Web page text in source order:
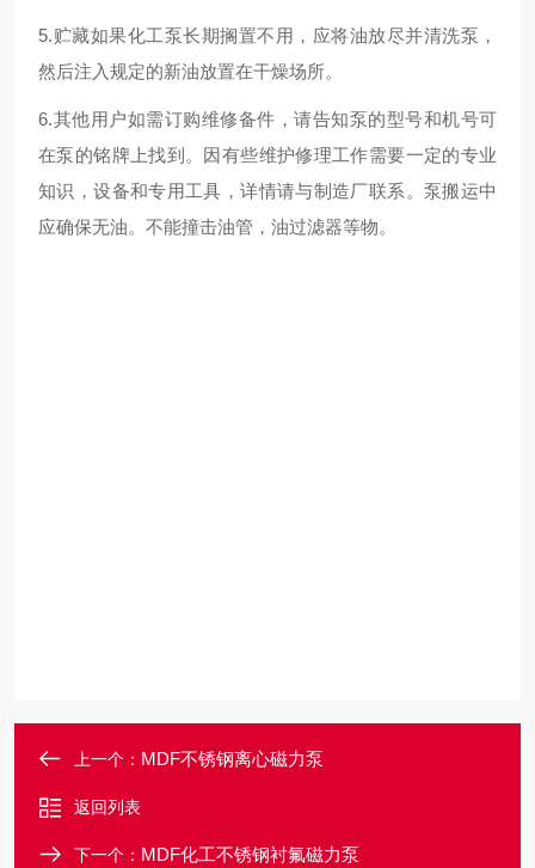
5.贮藏如果化工泵长期搁置不用，应将油放尽并清洗泵，
然后注入规定的新油放置在干燥场所。
6.其他用户如需订购维修备件，请告知泵的型号和机号可
在泵的铭牌上找到。因有些维护修理工作需要一定的专业
知识，设备和专用工具，详情请与制造厂联系。泵搬运中
应确保无油。不能撞击油管，油过滤器等物。
上一个： MDF不锈钢离心磁力泵
返回列表
下一个： MDF化工不锈钢衬氟磁力泵